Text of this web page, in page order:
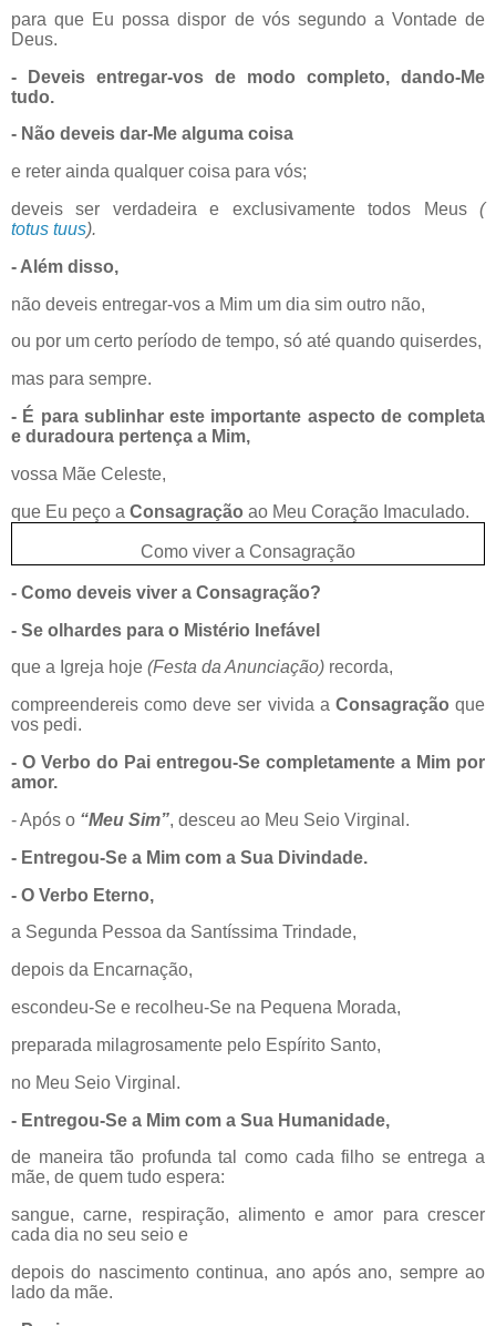
para que Eu possa dispor de vós segundo a Vontade de
Deus.
- Deveis entregar-vos de modo completo, dando-Me
tudo.
- Não deveis dar-Me alguma coisa
e reter ainda qualquer coisa para vós;
deveis ser verdadeira e exclusivamente todos Meus (
totus tuus).
- Além disso,
não deveis entregar-vos a Mim um dia sim outro não,
ou por um certo período de tempo, só até quando quiserdes,
mas para sempre.
- É para sublinhar este importante aspecto de completa
e duradoura pertença a Mim,
vossa Mãe Celeste,
que Eu peço a Consagração ao Meu Coração Imaculado.
Como viver a Consagração
- Como deveis viver a Consagração?
- Se olhardes para o Mistério Inefável
que a Igreja hoje (Festa da Anunciação) recorda,
compreendereis como deve ser vivida a Consagração que
vos pedi.
- O Verbo do Pai entregou-Se completamente a Mim por
amor.
- Após o “Meu Sim”, desceu ao Meu Seio Virginal.
- Entregou-Se a Mim com a Sua Divindade.
- O Verbo Eterno,
a Segunda Pessoa da Santíssima Trindade,
depois da Encarnação,
escondeu-Se e recolheu-Se na Pequena Morada,
preparada milagrosamente pelo Espírito Santo,
no Meu Seio Virginal.
- Entregou-Se a Mim com a Sua Humanidade,
de maneira tão profunda tal como cada filho se entrega a
mãe, de quem tudo espera:
sangue, carne, respiração, alimento e amor para crescer
cada dia no seu seio e
depois do nascimento continua, ano após ano, sempre ao
lado da mãe.